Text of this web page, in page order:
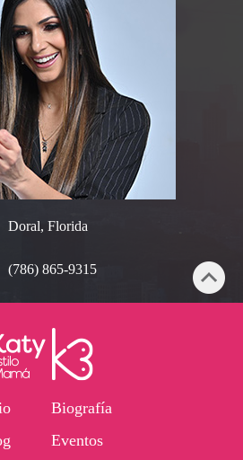
Doral, Florida
(786) 865-9315
Biografía
Eventos